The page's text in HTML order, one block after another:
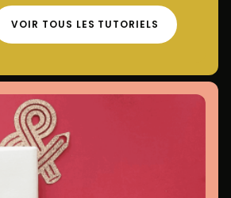
VOIR TOUS LES TUTORIELS